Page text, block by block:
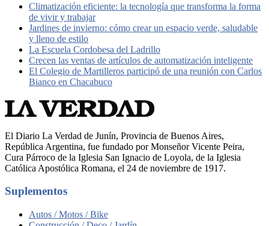
Climatización eficiente: la tecnología que transforma la forma
de vivir y trabajar
Jardines de invierno: cómo crear un espacio verde, saludable
y lleno de estilo
La Escuela Cordobesa del Ladrillo
Crecen las ventas de artículos de automatización inteligente
El Colegio de Martilleros participó de una reunión con Carlos
Bianco en Chacabuco
El Diario La Verdad de Junín, Provincia de Buenos Aires,
República Argentina, fue fundado por Monseñor Vicente Peira,
Cura Párroco de la Iglesia San Ignacio de Loyola, de la Iglesia
Católica Apostólica Romana, el 24 de noviembre de 1917.
Suplementos
Autos / Motos / Bike